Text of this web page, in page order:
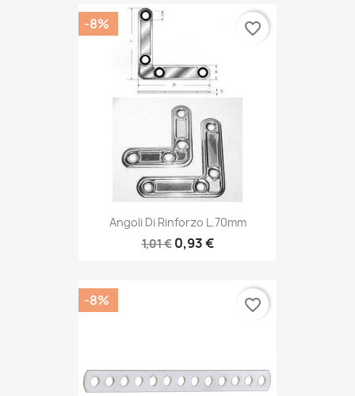
Angoli Di Rinforzo L.70mm
1,01 € 0,93 €
-8% favorite_border
-8% favorite_border